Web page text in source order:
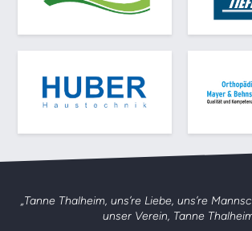
„Tanne Thalheim, uns’re Liebe, uns’re
unser Verein, Tanne